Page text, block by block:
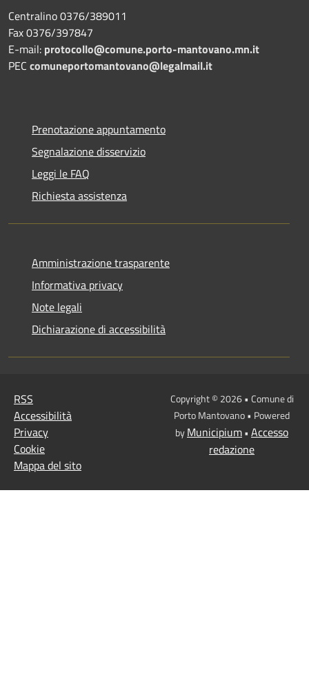
Centralino 0376/389011
Fax 0376/397847
E-mail: protocollo@comune.porto-mantovano.mn.it
PEC comuneportomantovano@legalmail.it
Prenotazione appuntamento
Segnalazione disservizio
Leggi le FAQ
Richiesta assistenza
Amministrazione trasparente
Informativa privacy
Note legali
Dichiarazione di accessibilità
RSS
Accessibilità
Privacy
Cookie
Mappa del sito
Copyright © 2026 • Comune di
Porto Mantovano • Powered
byMunicipium• Accesso
redazione